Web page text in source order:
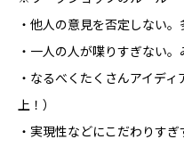
・他人の意見を否定しない
・一人の人が喋りすぎない。
・なるべくたくさんアイデ
上！）
・実現性などにこだわりすぎ